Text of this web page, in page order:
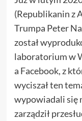
(Republikanin z
Trumpa Peter
został
laboratorium w
a Facebook, z
wyciszał ten
wypowiadali się
zarządził